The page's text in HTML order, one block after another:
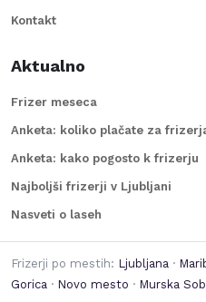
Kontakt
Aktualno
Frizer meseca
Anketa: koliko plačate za
Anketa: kako pogosto k frizerju
Najboljši frizerji v Ljubljani
Nasveti o laseh
Frizerji po mestih: Ljubljana ·
Gorica · Novo mesto · Murska